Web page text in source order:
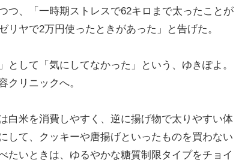
つ、「一時期ストレスで62キロまで太ったことが
ヤで2万円使ったときがあった」と告げた。
して「気にしてなかった」という、ゆきぽよ。
クリニックへ。
米を消費しやすく、逆に揚げ物で太りやすい体
して、クッキーや唐揚げといったものを買わない
たいときは、ゆるやかな糖質制限タイプをチョイ